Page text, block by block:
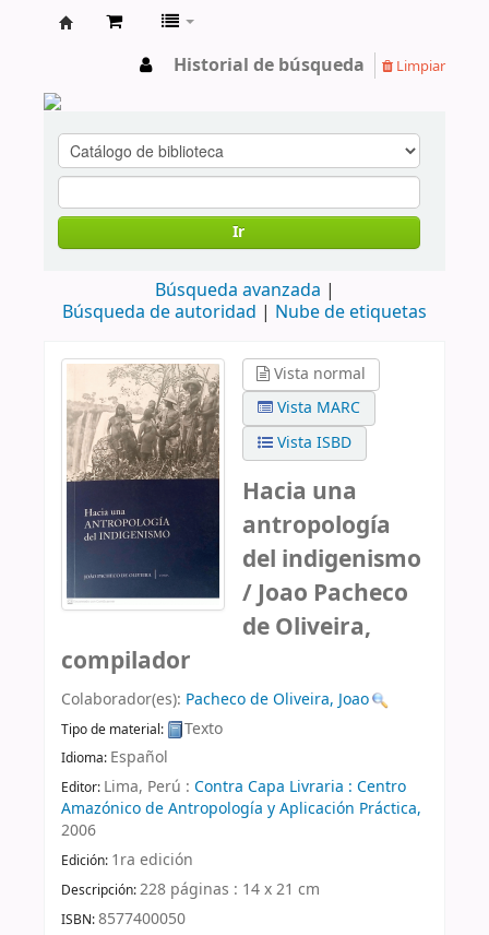
Historial de búsqueda Limpiar
Ir
Búsqueda avanzada
Búsqueda de autoridad
Nube de etiquetas
Vista normal
Vista MARC
Vista ISBD
Hacia una
antropología
del indigenismo
/Joao Pacheco
de Oliveira,
compilador
Colaborador(es): Pacheco de Oliveira, Joao
Tipo de material: Texto
Idioma: Español
Editor: Lima, Perú : Contra Capa Livraria : Centro
Amazónico de Antropología y Aplicación Práctica,
2006
Edición: 1ra edición
Descripción:228 páginas : 14 x 21 cm
ISBN:8577400050